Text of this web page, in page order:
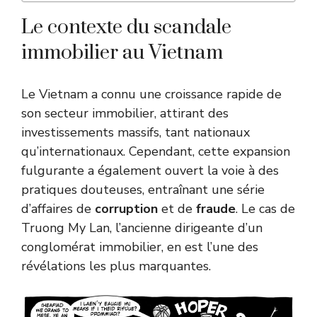
Le contexte du scandale
immobilier au Vietnam
Le Vietnam a connu une croissance rapide de
son secteur immobilier, attirant des
investissements massifs, tant nationaux
qu’internationaux. Cependant, cette expansion
fulgurante a également ouvert la voie à des
pratiques douteuses, entraînant une série
d’affaires de corruption et de fraude. Le cas de
Truong My Lan, l’ancienne dirigeante d’un
conglomérat immobilier, en est l’une des
révélations les plus marquantes.